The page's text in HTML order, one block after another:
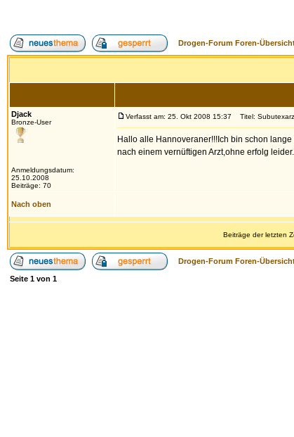
Drogen-Forum Foren-
Djack
Bronze-User
Anmeldungsdatum:
25.10.2008
Beiträge: 70
Verfasst am: 25. Okt 2008 15:37 Titel:
Hallo alle Hannoveraner!!!Ich bin schon
nach einem vernüftigen Arzt,ohne erfolg
Nach oben
Beiträge der letzten
Drogen-Forum Foren-
Seite 1 von 1